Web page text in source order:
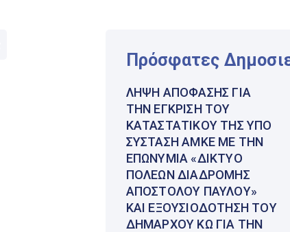
Πρόσφατες
ΛΉΨΗ ΑΠΌΦΑΣΗΣ ΓΙΑ
ΤΗΝ ΈΓΚΡΙΣΗ ΤΟΥ
ΚΑΤΑΣΤΑΤΙΚΟΎ ΤΗΣ ΥΠΌ
ΣΎΣΤΑΣΗ ΑΜΚΕ ΜΕ ΤΗΝ
ΕΠΩΝΥΜΊΑ «ΔΊΚΤΥΟ
ΠΌΛΕΩΝ ΔΙΑΔΡΟΜΉΣ
ΑΠΟΣΤΌΛΟΥ ΠΑΎΛΟΥ»
ΚΑΙ ΕΞΟΥΣΙΟΔΌΤΗΣΗ ΤΟΥ
ΔΗΜΆΡΧΟΥ ΚΩ ΓΙΑ ΤΗΝ